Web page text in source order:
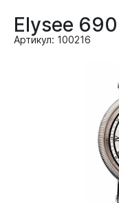
Elysee
Артикул: 100216